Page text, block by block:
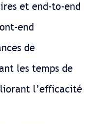
et end-to-end
end
de
les temps de
l’efficacité